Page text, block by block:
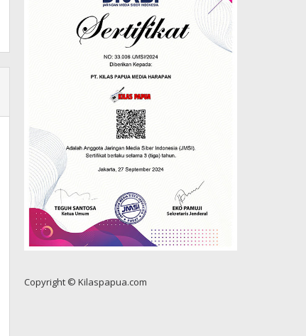
Copyright © Kilaspapua.com